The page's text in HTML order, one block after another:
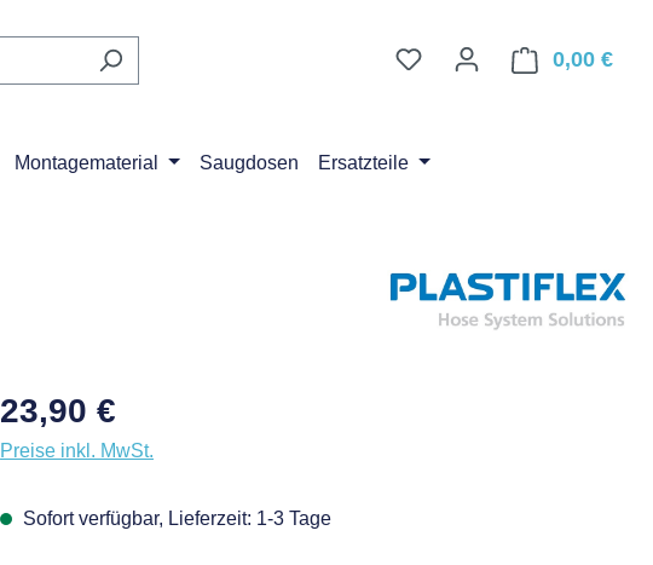
0,00 €
Montagematerial Saugdosen Ersatzteile
Regulärer Preis:
23,90 €
Preise inkl. MwSt.
Sofort verfügbar, Lieferzeit: 1-3 Tage